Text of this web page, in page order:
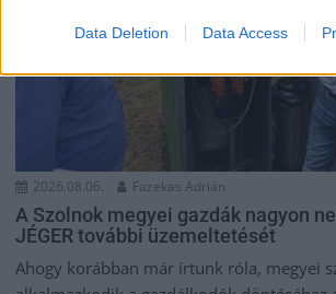
Data Deletion Data Access
2026.08.06. Fazekas Adrián
A Szolnok megyei gazdák nagyon
JÉGER további üzemeltetését
Ahogy korábban már írtunk róla, megyei